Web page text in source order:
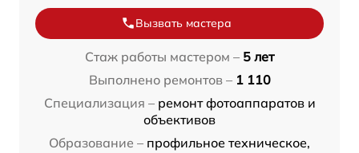
Вызвать мастера
Стаж работы мастером – 5 лет
Выполнено ремонтов – 1 110
Специализация – ремонт фотоаппаратов и
объективов
Образование – профильное техническое,